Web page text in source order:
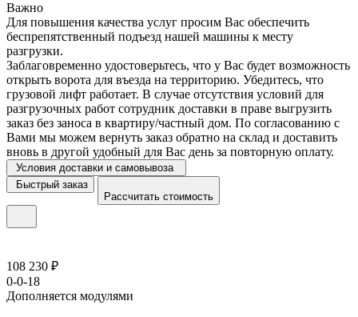
Важно
Для повышения качества услуг просим Вас обеспечить
беспрепятственный подъезд нашей машины к месту
разгрузки.
Заблаговременно удостоверьтесь, что у Вас будет возможность
открыть ворота для въезда на территорию. Убедитесь, что
грузовой лифт работает. В случае отсутствия условий для
разгрузочных работ сотрудник доставки в праве выгрузить
заказ без заноса в квартиру/частный дом. По согласованию с
Вами мы можем вернуть заказ обратно на склад и доставить
вновь в другой удобный для Вас день за повторную оплату.
Условия доставки и самовывоза
Быстрый заказ
Рассчитать стоимость
108 230 ₽
0-0-18
Дополняется модулями